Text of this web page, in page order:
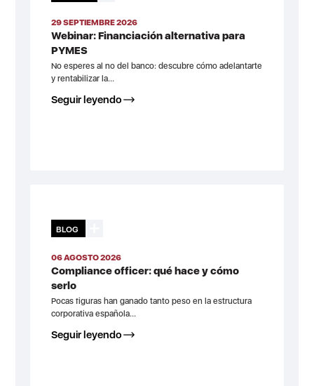
29 SEPTIEMBRE 2026
Webinar: Financiación alternativa para
PYMES
No esperes al no del banco: descubre cómo adelantarte
y rentabilizar la...
Seguir leyendo
BLOG
06 AGOSTO 2026
Compliance officer: qué hace y cómo
serlo
Pocas figuras han ganado tanto peso en la estructura
corporativa española...
Seguir leyendo